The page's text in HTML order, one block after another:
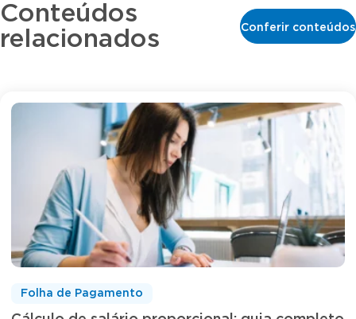
Conteúdos
relacionados
Conferir conteúdos
Folha de Pagamento